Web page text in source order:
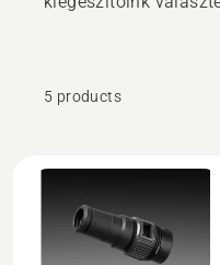
5 products
All
products